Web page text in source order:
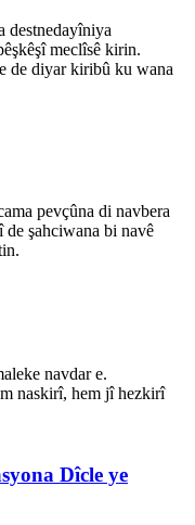
destnedayîniya
meclîsê kirin.
de diyar kiribû ku wana
pevçûna di navbera
de şahciwana bi navê
navdar e.
naskirî, hem jî hezkirî
Dîcle ye